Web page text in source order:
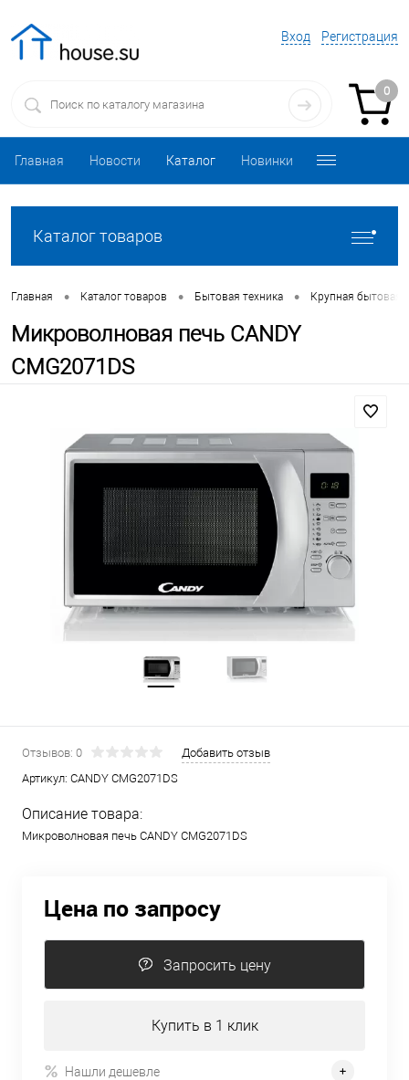
Вход Регистрация
0
Главная Новости Каталог Новинки
Каталог товаров
Главная • Каталог товаров • Бытовая техника • Крупная бытовая
Микроволновая печь CANDY
CMG2071DS
Отзывов: 0
Добавить отзыв
Артикул: CANDY CMG2071DS
Описание товара:
Микроволновая печь CANDY CMG2071DS
Цена по запросу
Запросить цену
Купить в 1 клик
Нашли дешевле